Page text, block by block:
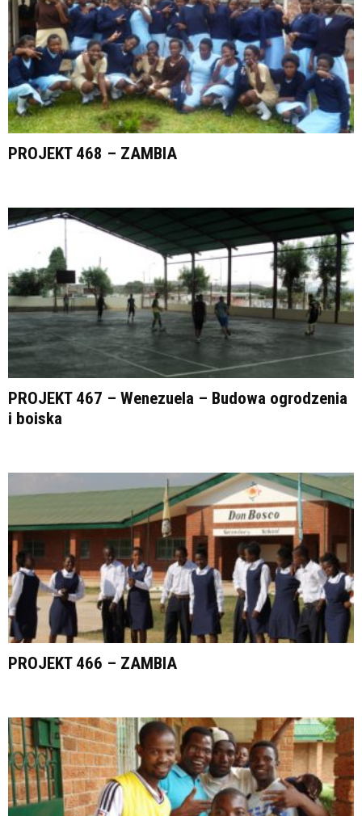
PROJEKT 468 – ZAMBIA
PROJEKT 467 – Wenezuela – Budowa ogrodzenia
i boiska
PROJEKT 466 – ZAMBIA